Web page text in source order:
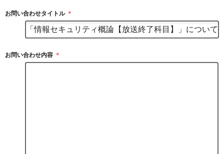
お問い合わせタイトル ＊
お問い合わせ内容 ＊